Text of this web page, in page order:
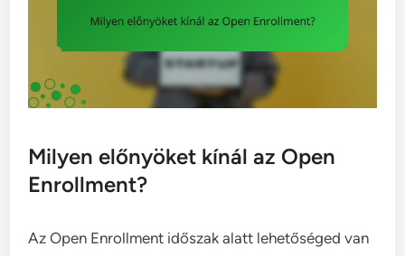
Milyen előnyöket kínál az Open
Enrollment?
Az Open Enrollment időszak alatt lehetőséged van